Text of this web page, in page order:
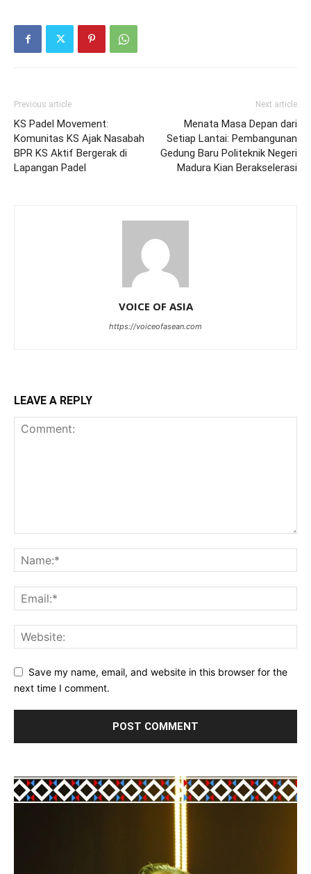
Previous article
KS Padel Movement:
Komunitas KS Ajak Nasabah
BPR KS Aktif Bergerak di
Lapangan Padel
Next article
Menata Masa Depan dari
Setiap Lantai: Pembangunan
Gedung Baru Politeknik Negeri
Madura Kian Berakselerasi
VOICE OF ASIA
https://voiceofasean.com
LEAVE A REPLY
Save my name, email, and website in this browser for the
next time I comment.